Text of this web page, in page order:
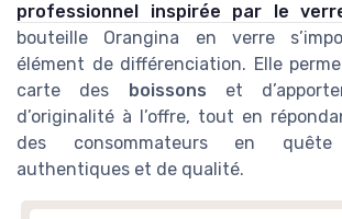
professionnel inspirée par le
bouteille Orangina en verre
élément de différenciation. Elle
carte des boissons et
d’originalité à l’offre, tout en
des consommateurs en
authentiques et de qualité.